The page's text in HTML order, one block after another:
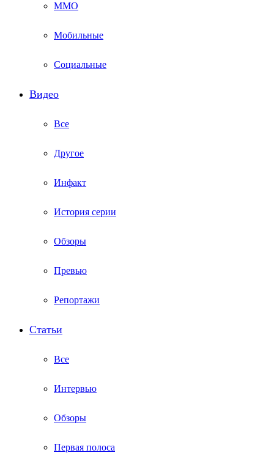
ММО
Мобильные
Социальные
Видео
Все
Другое
Инфакт
История серии
Обзоры
Превью
Репортажи
Статьи
Все
Интервью
Обзоры
Первая полоса